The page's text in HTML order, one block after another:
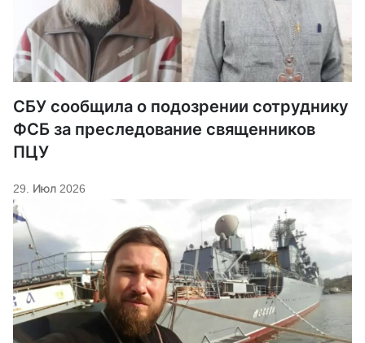
СБУ сообщила о подозрении сотруднику
ФСБ за преследование священников
ПЦУ
29. Июл 2026